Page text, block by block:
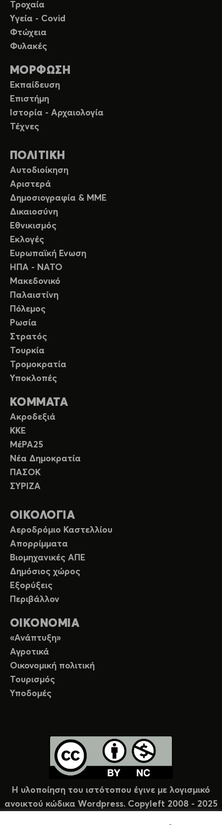
Τροχαία
Υγεία - Covid
Φτώχεια
Φυλακές
ΜΟΡΦΩΣΗ
Εκπαίδευση
Επιστήμη
Ιστορία - Αρχαιολογία
Τέχνες
ΠΟΛΙΤΙΚΗ
Αυτοδιοίκηση
Αριστερά
Δημοσιογραφία & ΜΜΕ
Δικαιοσύνη
Εθνικισμός
Εκλογές
Ευρωπαϊκή Ενωση
ΗΠΑ - ΝΑΤΟ
Μακεδονικό
Παλαιστίνη
Πόλεμος
Ρωσία
Στρατός
Τουρκία
Τρομοκρατία
Υποκλοπές
ΚΟΜΜΑΤΑ
Ακροδεξιά
ΚΚΕ
ΜέΡΑ25
Νέα Δημοκρατία
ΠΑΣΟΚ
ΣΥΡΙΖΑ
ΟΙΚΟΛΟΓΙΑ
Αεροδρόμιο Καστελλίου
Απορρίμματα
Βιομηχανικές ΑΠΕ
Δημόσιος χώρος
Εξορύξεις
Περιβάλλον
ΟΙΚΟΝΟΜΙΑ
«Ανάπτυξη»
Αγροτικά
Οικονομική πολιτική
Τουρισμός
Υποδομές
Η υλοποίηση του ιστότοπου έγινε με λογισμικό
ανοικτού κώδικα Wordpress. Copyleft 2008 - 2025